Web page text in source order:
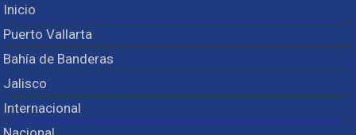
Inicio
Puerto Vallarta
Bahía de Banderas
Jalisco
Internacional